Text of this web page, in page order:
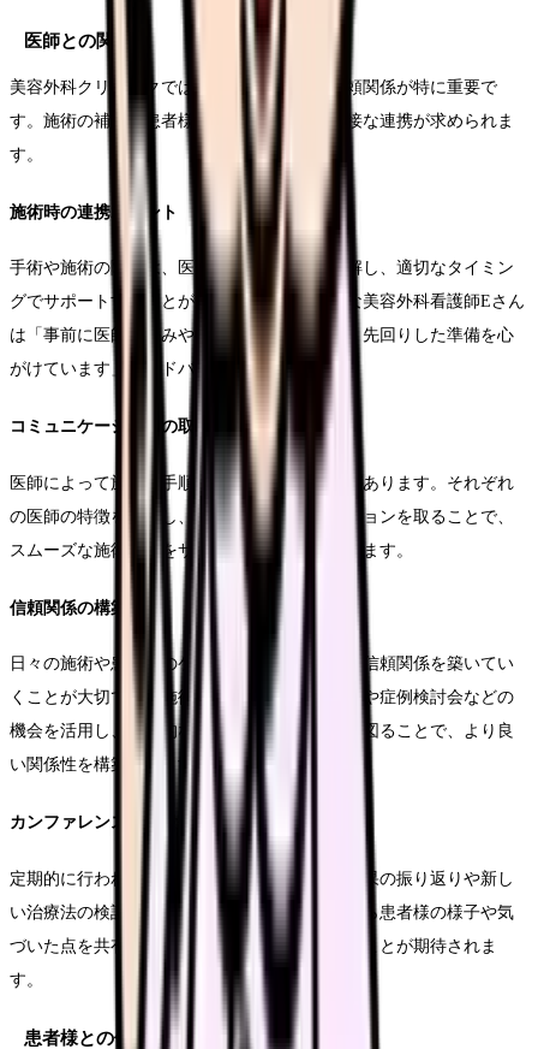
医師との関係性
美容外科クリニックでは、医師と看護師の信頼関係が特に重要で
す。施術の補助や患者様のケアにおいて、密接な連携が求められま
す。
施術時の連携ポイント
手術や施術の際には、医師の指示を正確に理解し、適切なタイミン
グでサポートすることが必要です。経験豊富な美容外科看護師Eさん
は「事前に医師の好みや施術の流れを把握し、先回りした準備を心
がけています」とアドバイスします。
コミュニケーションの取り方
医師によって施術の手順や好みが異なることがあります。それぞれ
の医師の特徴を理解し、適切なコミュニケーションを取ることで、
スムーズな施術進行をサポートすることができます。
信頼関係の構築方法
日々の施術や患者様のケアを通じて、医師との信頼関係を築いてい
くことが大切です。施術前後のブリーフィングや症例検討会などの
機会を活用し、積極的なコミュニケーションを図ることで、より良
い関係性を構築できます。
カンファレンスでの役割
定期的に行われるカンファレンスでは、施術結果の振り返りや新し
い治療法の検討が行われます。看護師の立場から患者様の様子や気
づいた点を共有し、治療方針の決定に貢献することが期待されま
す。
患者様との信頼関係